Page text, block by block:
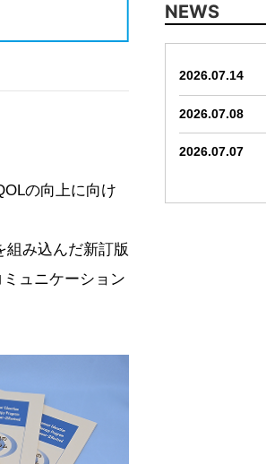
の向上に向け
組み込んだ新訂版
ュニケーション
NEWS
2026.07.14
2026.07.08
2026.07.07